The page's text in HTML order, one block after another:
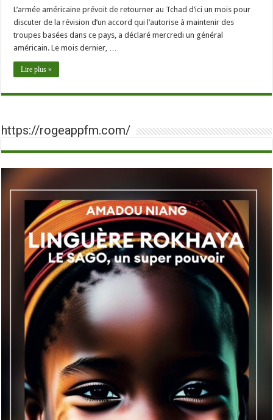
L’armée américaine prévoit de retourner au Tchad d’ici un mois pour
discuter de la révision d’un accord qui l’autorise à maintenir des
troupes basées dans ce pays, a déclaré mercredi un général
américain. Le mois dernier, …
Lire plus »
https://rogeappfm.com/